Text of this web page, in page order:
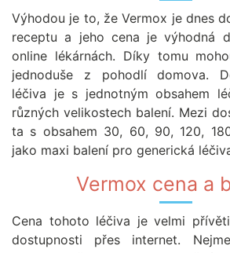
Výhodou je to, že Vermox je dnes
receptu a jeho cena je výhodná
online lékárnách. Díky tomu
jednoduše z pohodlí domova.
léčiva je s jednotným obsahem
různých velikostech balení. Mezi
ta s obsahem 30, 60, 90, 120,
jako maxi balení pro generická
Vermox cena a
Cena tohoto léčiva je velmi
dostupnosti přes internet.